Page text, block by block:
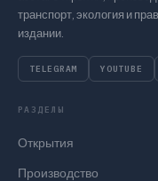
транспорт, экология и
издании.
TELEGRAM YOUTUBE
РАЗДЕЛЫ
Открытия
Производство